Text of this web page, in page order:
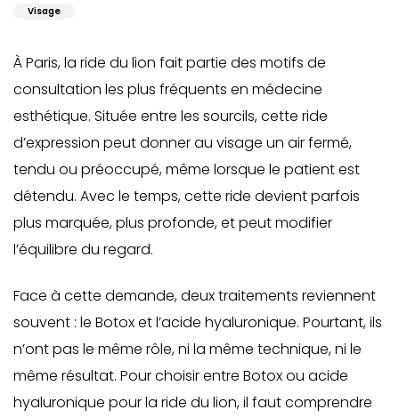
Visage
À Paris, la ride du lion fait partie des motifs de
consultation les plus fréquents en médecine
esthétique. Située entre les sourcils, cette ride
d’expression peut donner au visage un air fermé,
tendu ou préoccupé, même lorsque le patient est
détendu. Avec le temps, cette ride devient parfois
plus marquée, plus profonde, et peut modifier
l’équilibre du regard.
Face à cette demande, deux traitements reviennent
souvent : le Botox et l’acide hyaluronique. Pourtant, ils
n’ont pas le même rôle, ni la même technique, ni le
même résultat. Pour choisir entre Botox ou acide
hyaluronique pour la ride du lion, il faut comprendre